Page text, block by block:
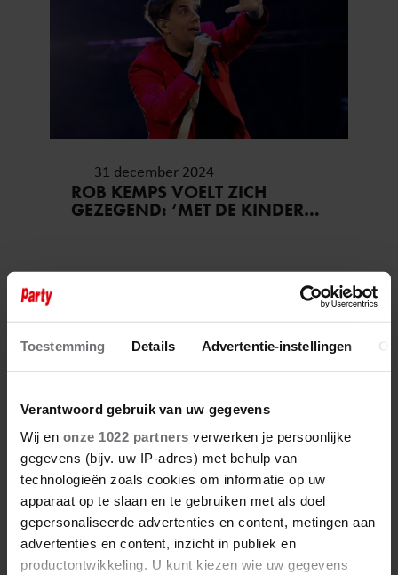
Toestemming Details Advertentie-instellingen
Verantwoord gebruik van uw gegevens
Wij en onze 1022 partners verwerken je persoonlijke
gegevens (bijv. uw IP-adres) met behulp van
technologieën zoals cookies om informatie op uw
apparaat op te slaan en te gebruiken met als doel
gepersonaliseerde advertenties en content, metingen aan
advertenties en content, inzicht in publiek en
productontwikkeling. U kunt kiezen wie uw gegevens
31 december 2024
ROB KEMPS VOELT ZICH
GEZEGEND: ‘MET DE KINDEREN